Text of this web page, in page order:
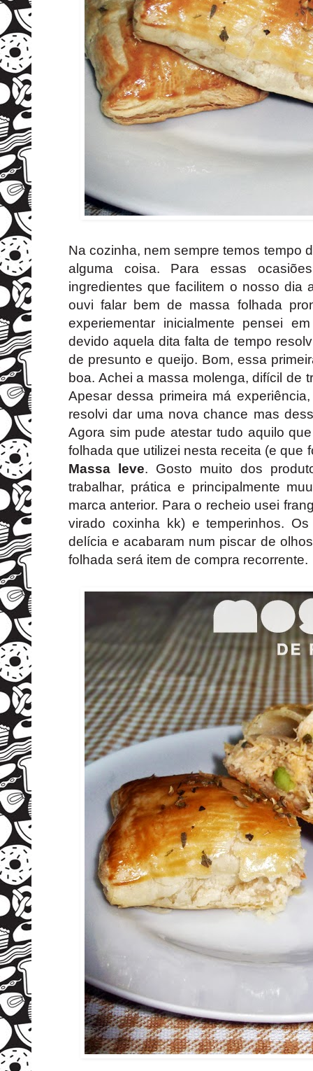
Na cozinha, nem sempre temos tempo
alguma coisa. Para essas
ingredientes que facilitem o nosso dia
ouvi falar bem de massa folhada
experiementar inicialmente pensei
devido aquela dita falta de tempo
de presunto e queijo. Bom, essa
boa. Achei a massa molenga, difícil de
Apesar dessa primeira má
resolvi dar uma nova chance mas
Agora sim pude atestar tudo aquilo
folhada que utilizei nesta receita (e que
Massa leve. Gosto muito dos
trabalhar, prática e principalmente
marca anterior. Para o recheio usei
virado coxinha kk) e temperinhos.
delícia e acabaram num piscar de
folhada será item de compra recorrente.